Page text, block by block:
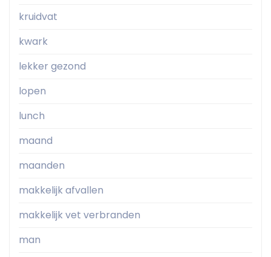
kruidvat
kwark
lekker gezond
lopen
lunch
maand
maanden
makkelijk afvallen
makkelijk vet verbranden
man